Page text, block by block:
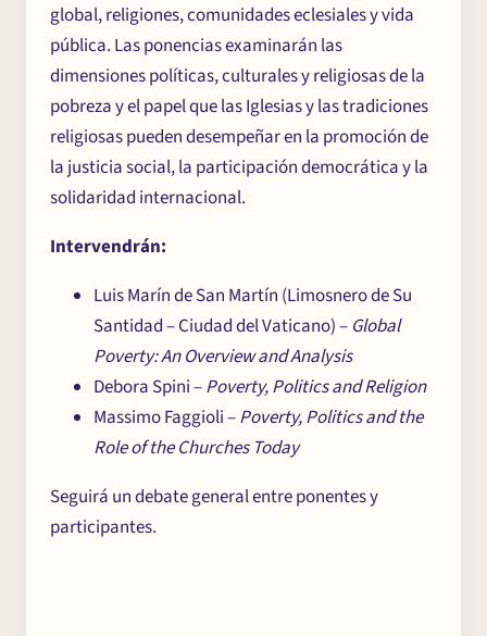
global, religiones, comunidades eclesiales y vida
pública. Las ponencias examinarán las
dimensiones políticas, culturales y religiosas de la
pobreza y el papel que las Iglesias y las tradiciones
religiosas pueden desempeñar en la promoción de
la justicia social, la participación democrática y la
solidaridad internacional.
Intervendrán:
Luis Marín de San Martín (Limosnero de Su
Santidad – Ciudad del Vaticano) – Global
Poverty: An Overview and Analysis
Debora Spini –Poverty, Politics and Religion
Massimo Faggioli –Poverty, Politics and the
Role of the Churches Today
Seguirá un debate general entre ponentes y
participantes.